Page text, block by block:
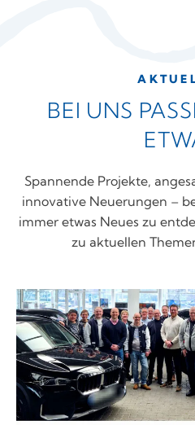
BEI UNS
Spannende Projekte,
innovative Neuerungen –
immer etwas Neues zu
zu aktuellen